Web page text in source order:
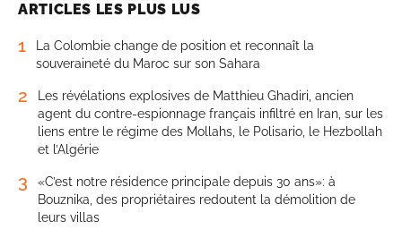
ARTICLES LES PLUS LUS
1
La Colombie change de position et reconnaît la
souveraineté du Maroc sur son Sahara
2
Les révélations explosives de Matthieu Ghadiri, ancien
agent du contre-espionnage français infiltré en Iran, sur les
liens entre le régime des Mollahs, le Polisario, le Hezbollah
et l’Algérie
3
«C’est notre résidence principale depuis 30 ans»: à
Bouznika, des propriétaires redoutent la démolition de
leurs villas